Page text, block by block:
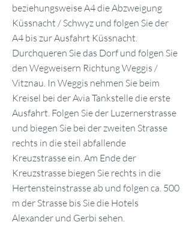
beziehungsweise A4 die Abzweigung
Küssnacht / Schwyz und folgen Sie der
A4 bis zur Ausfahrt Küssnacht.
Durchqueren Sie das Dorf und folgen Sie
den Wegweisern Richtung Weggis /
Vitznau. In Weggis nehmen Sie beim
Kreisel bei der Avia Tankstelle die erste
Ausfahrt. Folgen Sie der Luzernerstrasse
und biegen Sie bei der zweiten Strasse
rechts in die steil abfallende
Kreuzstrasse ein. Am Ende der
Kreuzstrasse biegen Sie rechts in die
Hertensteinstrasse ab und folgen ca. 500
m der Strasse bis Sie die Hotels
Alexander und Gerbi sehen.